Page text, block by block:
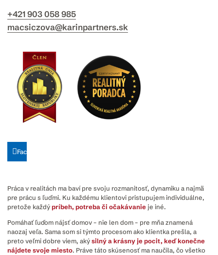
+421 903 058 985
macsiczova@karinpartners.sk
Facebook
Práca v realitách ma baví pre svoju rozmanitosť, dynamiku a najmä
pre prácu s ľuďmi. Ku každému klientovi pristupujem individuálne,
pretože každýpríbeh, potreba či očakávanie je iné.
Pomáhať ľuďom nájsť domov – nie len dom – pre mňa znamená
naozaj veľa. Sama som si týmto procesom ako klientka prešla, a
preto veľmi dobre viem, akýsilný a krásny je pocit, keď konečne
nájdete svoje miesto. Práve táto skúsenosť ma naučila, čo všetko